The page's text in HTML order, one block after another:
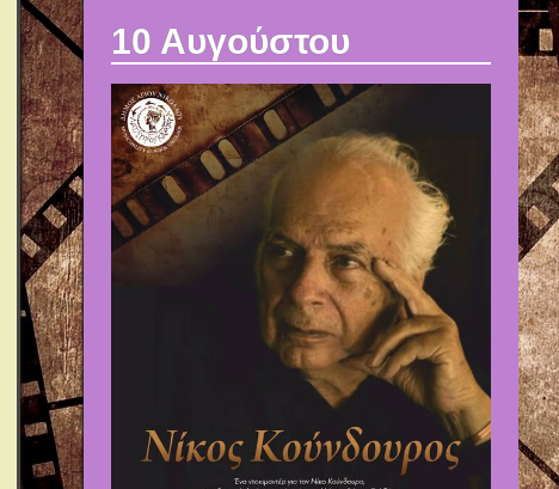
10 Αυγούστου